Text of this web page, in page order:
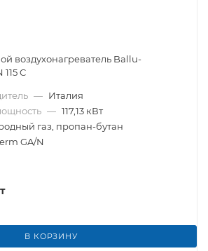
воздухонагреватель Ballu-
C
— Италия
— 117,13 кВт
газ, пропан-бутан
GA/N
В КОРЗИНУ